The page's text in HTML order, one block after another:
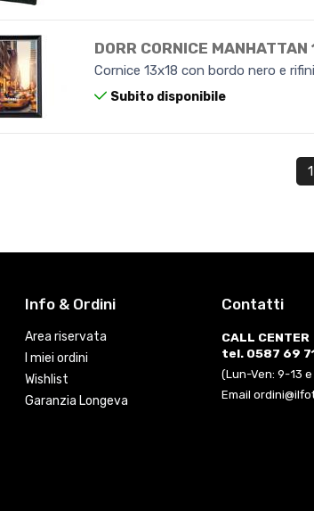
DORR CORNICE
Cornice 13x18 con bordo nero e
Subito disponibile
1
Info & Ordini
Area riservata
I miei ordini
Wishlist
Garanzia Longeva
Contatti
CALL CENTER
tel. 0587 69
(Lun-Ven: 9-13
Email